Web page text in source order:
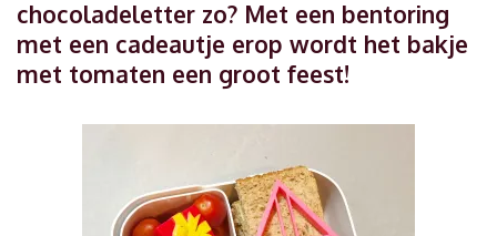
chocoladeletter zo? Met een bentoring
met een cadeautje erop wordt het bakje
met tomaten een groot feest!